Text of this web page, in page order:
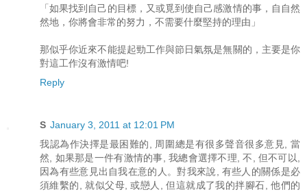
「如果找到自己的目標，又或覓到使自己感激情的事，自自然
然地，你將會非常的努力，不需要什麼堅持的理由」
那似乎你近來不能提起勁工作與節日氣氛是無關的，主要是你
對這工作沒有激情吧!
Reply
S January 3, 2011 at 12:01 PM
我認為作決擇是最困難的, 周圍總是有很多聲音很多意見, 當
然, 如果那是一件有激情的事, 我總會選擇不理, 不, 但不可以,
因為有些意見出自我在意的人。對我來說, 有些人的關係是必
須維繫的, 就似父母, 或戀人, 但這就成了我的拌腳石, 他們的